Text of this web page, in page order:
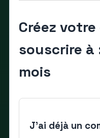
Créez
souscrire à
mois
J'ai déjà un